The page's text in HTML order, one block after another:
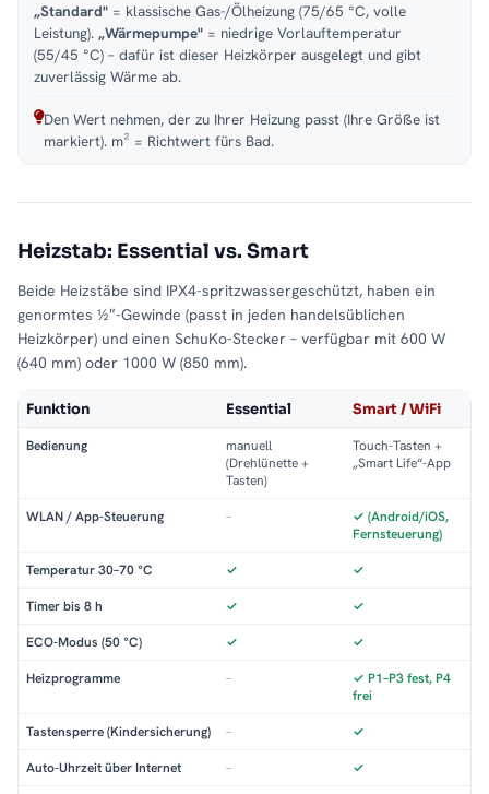
„Standard" = klassische Gas-/Ölheizung (75/65 °C, volle
Leistung). „Wärmepumpe" = niedrige Vorlauftemperatur
(55/45 °C) – dafür ist dieser Heizkörper ausgelegt und gibt
zuverlässig Wärme ab.
Den Wert nehmen, der zu Ihrer Heizung passt (Ihre Größe ist
markiert). m² = Richtwert fürs Bad.
Heizstab: Essential vs. Smart
Beide Heizstäbe sind IPX4-spritzwassergeschützt, haben ein
genormtes ½″-Gewinde (passt in jeden handelsüblichen
Heizkörper) und einen SchuKo-Stecker – verfügbar mit 600 W
(640 mm) oder 1000 W (850 mm).
Funktion Essential Smart / WiFi
Bedienung
manuell
(Drehlünette +
Tasten)
Touch-Tasten +
„Smart Life“-App
WLAN / App-Steuerung –
✓ (Android/iOS,
Fernsteuerung)
Temperatur 30–70 °C ✓ ✓
Timer bis 8 h ✓ ✓
ECO-Modus (50 °C) ✓ ✓
Heizprogramme –
✓ P1–P3 fest, P4
frei
Tastensperre (Kindersicherung) – ✓
Auto-Uhrzeit über Internet – ✓